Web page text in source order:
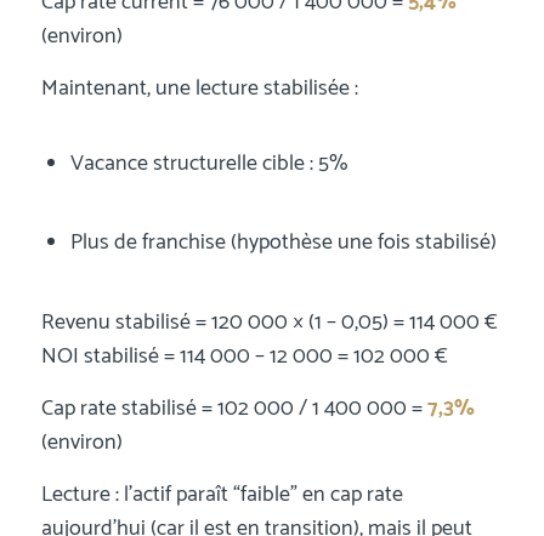
(environ)
Maintenant, une lecture stabilisée :
Vacance structurelle cible : 5%
Plus de franchise (hypothèse une fois stabilisé)
Revenu stabilisé = 120 000 × (1 – 0,05) = 114 000 €
NOI stabilisé = 114 000 – 12 000 = 102 000 €
Cap rate stabilisé = 102 000 / 1 400 000 =7,3%
(environ)
Lecture : l’actif paraît “faible” en cap rate